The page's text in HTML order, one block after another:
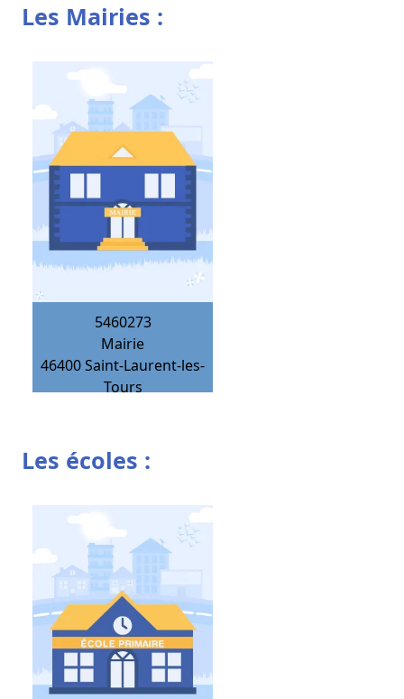
Les Mairies :
5460273
Mairie
46400Saint-Laurent-les-
Tours
Les écoles :